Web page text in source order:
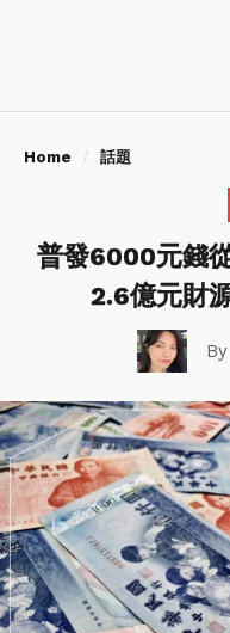
Home 話題
普發6000元錢
2.6億元財